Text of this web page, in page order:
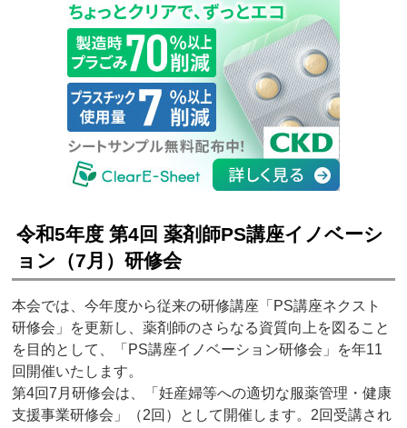
令和5年度 第4回 薬剤師PS講座イノベーシ
ョン（7月）研修会
本会では、今年度から従来の研修講座「PS講座ネクスト
研修会」を更新し、薬剤師のさらなる資質向上を図ること
を目的として、「PS講座イノベーション研修会」を年11
回開催いたします。
第4回7月研修会は、「妊産婦等への適切な服薬管理・健康
支援事業研修会」（2回）として開催します。2回受講され